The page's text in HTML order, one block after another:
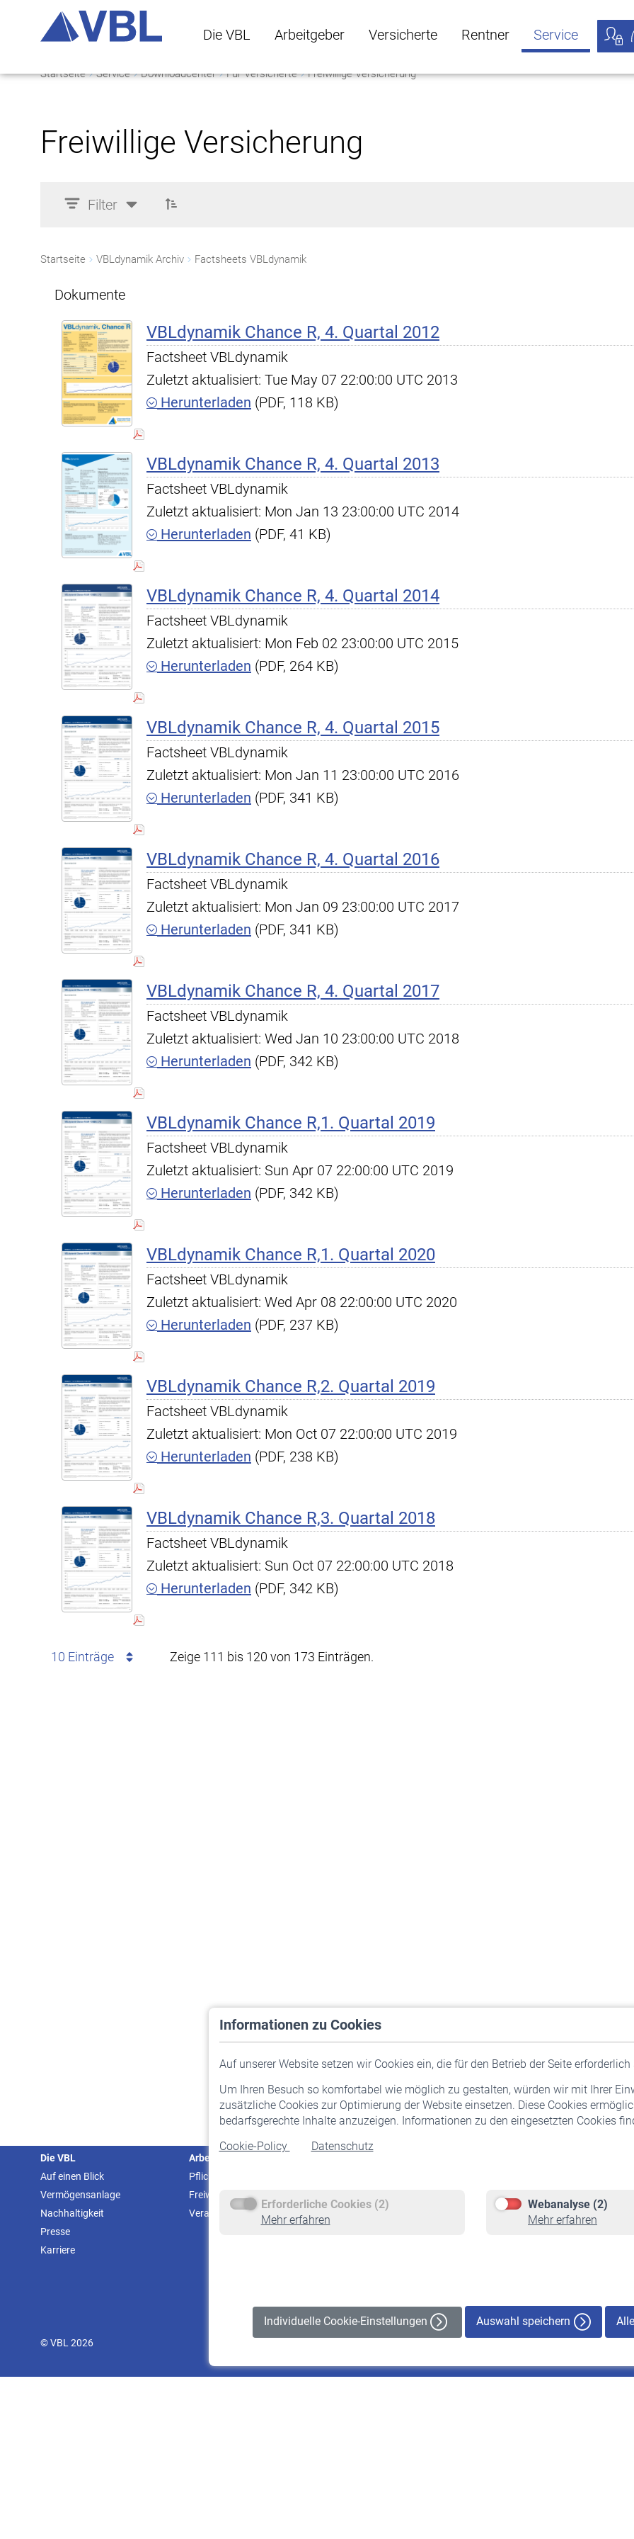
Die VBL
Die VBL Untermenü öffnen
Arbeitgeber
Arbeitgeber Untermenü öffnen
Versicherte
Versicherte Untermenü öffnen
Rentner Service
Startseite Service Downloadcenter Für Versicherte Freiwillige Versicherung
Freiwillige Versicherung
Filter
Startseite VBLdynamik Archiv Factsheets VBLdynamik
Dokumente
VBLdynamik Chance R, 4. Quartal 2012
Factsheet VBLdynamik
Zuletzt aktualisiert: Tue May 07 22:00:00 UTC 2013
Herunterladen (PDF, 118 KB)
VBLdynamik Chance R, 4. Quartal 2013
Factsheet VBLdynamik
Zuletzt aktualisiert: Mon Jan 13 23:00:00 UTC 2014
Herunterladen (PDF, 41 KB)
VBLdynamik Chance R, 4. Quartal 2014
Factsheet VBLdynamik
Zuletzt aktualisiert: Mon Feb 02 23:00:00 UTC 2015
Herunterladen (PDF, 264 KB)
VBLdynamik Chance R, 4. Quartal 2015
Factsheet VBLdynamik
Zuletzt aktualisiert: Mon Jan 11 23:00:00 UTC 2016
Herunterladen (PDF, 341 KB)
VBLdynamik Chance R, 4. Quartal 2016
Factsheet VBLdynamik
Zuletzt aktualisiert: Mon Jan 09 23:00:00 UTC 2017
Herunterladen (PDF, 341 KB)
VBLdynamik Chance R, 4. Quartal 2017
Factsheet VBLdynamik
Zuletzt aktualisiert: Wed Jan 10 23:00:00 UTC 2018
Herunterladen (PDF, 342 KB)
VBLdynamik Chance R,1. Quartal 2019
Factsheet VBLdynamik
Zuletzt aktualisiert: Sun Apr 07 22:00:00 UTC 2019
Herunterladen (PDF, 342 KB)
VBLdynamik Chance R,1. Quartal 2020
Factsheet VBLdynamik
Zuletzt aktualisiert: Wed Apr 08 22:00:00 UTC 2020
Herunterladen (PDF, 237 KB)
VBLdynamik Chance R,2. Quartal 2019
Factsheet VBLdynamik
Zuletzt aktualisiert: Mon Oct 07 22:00:00 UTC 2019
Herunterladen (PDF, 238 KB)
VBLdynamik Chance R,3. Quartal 2018
Factsheet VBLdynamik
Zuletzt aktualisiert: Sun Oct 07 22:00:00 UTC 2018
Herunterladen (PDF, 342 KB)
10 Einträge Zeige 111 bis 120 von 173 Einträgen.
Informationen zu Cookies
Auf unserer Website setzen wir Cookies ein, die für den Betrieb der Seite erforderlich
Um Ihren Besuch so komfortabel wie möglich zu gestalten, würden wir mit Ihrer
zusätzliche Cookies zur Optimierung der Website einsetzen. Diese Cookies
bedarfsgerechte Inhalte anzuzeigen. Informationen zu den eingesetzten Cookies
Cookie-Policy
Datenschutz
Erforderliche Cookies (2)
Mehr erfahren
Webanalyse (2)
Mehr erfahren
Individuelle Cookie-Einstellungen Auswahl speichern
Die VBL
Auf einen Blick
Vermögensanlage
Nachhaltigkeit
Presse
Karriere
Arbeitgeber
Pflichtversicherung
Freiwillige Versicherung
Veranstaltungen
Staatliche Förderung
Rente beantragen
Rentenauszahlung
© VBL 2026